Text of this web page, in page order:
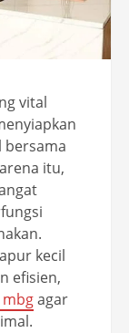
vital
bersama
itu,
kecil
efisien,
agar